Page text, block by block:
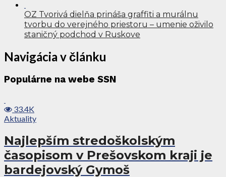
OZ Tvorivá dielňa prináša graffiti a murálnu
tvorbu do verejného priestoru – umenie oživilo
staničný podchod v Ruskove
Navigácia v článku
Populárne na webe SSN
33.4K
Aktuality
Najlepším stredoškolským
časopisom v Prešovskom kraji je
bardejovský Gymoš